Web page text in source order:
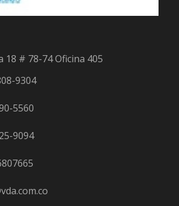
18 # 78-74 Oficina 405
9304
5560
9094